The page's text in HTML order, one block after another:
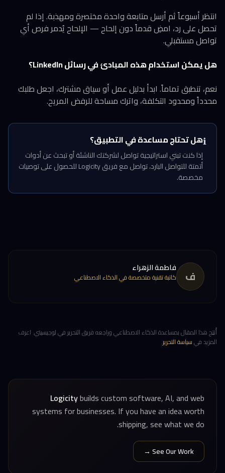
انتظر أسبوعاً ثم أرسل متابعة واحدة مختصرة ومهذبة. إذا لم
تحصل على رد، امضِ قدماً دون إلحاح — الإلحاح يُدمر فرص أي
تواصل مستقبلي.
هل يمكن استخدام هذه المبادئ في رسائل LinkedIn؟
نعم، تنطبق تماماً. ابدأ بدليل عمل أو سياق مشترك، اجعل طلبك
محدداً ومحدود التكلفة، واترك مساحة للرفض المريح.
ℹ️هل تحتاج مساعدة في التطبيق؟
إذا كنت تبني استراتيجية تواصل لشركتك الناشئة أو تبحث عن أدوات
أتمتة للتواصل البارد، تواصل مع فريق Logicity للحصول على توصيات
مخصصة.
ف فاطمة الزهراء
كاتبة تقنية متخصصة في الذكاء الاصطناعي
أُنتِج هذا المقال بمساعدة الذكاء الاصطناعي وراجعه فريق التحرير في لوجيسيتي. اعرف
المزيد فيسياسة التحرير.
Logicitybuilds custom software, AI, and web
systems for businesses. If you have an idea worth
shipping, see what we do.
See Our Work →